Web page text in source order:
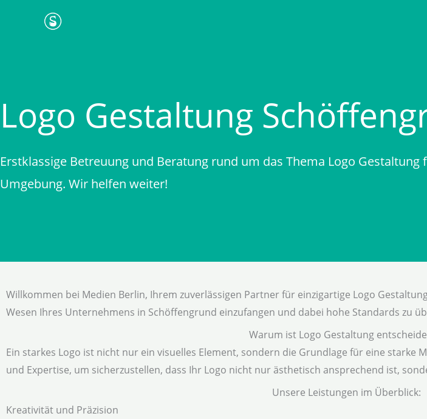
Logo Gestaltung
Erstklassige Betreuung und Beratung rund um das Thema Logo
Umgebung. Wir helfen weiter!
Willkommen bei Medien Berlin, Ihrem zuverlässigen Partner für einzigartige Logo
Wesen Ihres Unternehmens in Schöffengrund einzufangen und dabei hohe Standards zu
Warum ist Logo Gestaltung
Ein starkes Logo ist nicht nur ein visuelles Element, sondern die Grundlage für eine starke
und Expertise, um sicherzustellen, dass Ihr Logo nicht nur ästhetisch ansprechend ist,
Unsere Leistungen im Überblick:
Kreativität und Präzision